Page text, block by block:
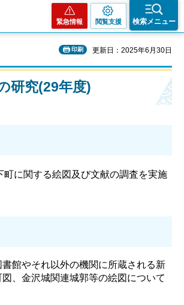
緊急情報 閲覧支援 検索メニュー
印刷 更新日：2025年6月30日
研究(29年度)
町に関する絵図及び文献の調査を実施
館やそれ以外の機関に所蔵される新
、金沢城関連城郭等の絵図について